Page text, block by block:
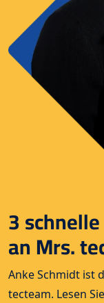
3
an Mrs.
Anke Schmidt ist
tecteam. Lesen